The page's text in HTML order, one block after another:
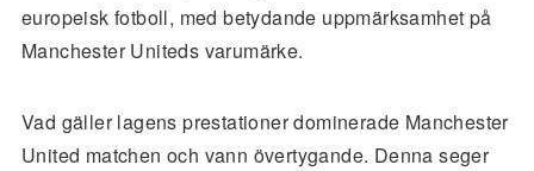
europeisk fotboll, med betydande uppmärksamhet på
Manchester Uniteds varumärke.
Vad gäller lagens prestationer dominerade Manchester
United matchen och vann övertygande. Denna seger